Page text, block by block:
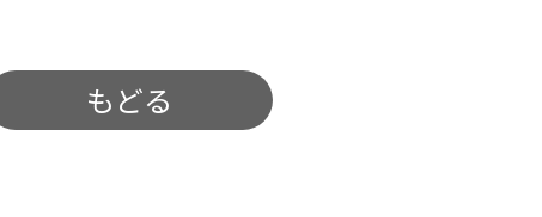
もどる